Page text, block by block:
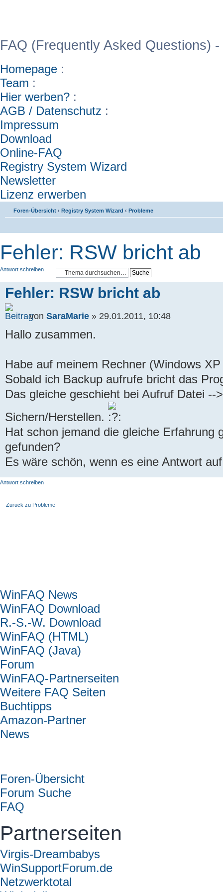
FAQ (Frequently Asked Questions)
Homepage :
Team :
Hier werben? :
AGB / Datenschutz :
Impressum
Download
Online-FAQ
Registry System Wizard
Newsletter
Lizenz erwerben
Foren-Übersicht ‹ Registry System Wizard ‹ Probleme
Fehler: RSW bricht ab
Antwort schreiben
Fehler: RSW bricht ab
von SaraMarie » 29.01.2011, 10:48
Hallo zusammen.
Habe auf meinem Rechner (Windows
Sobald ich Backup aufrufe bricht das
Das gleiche geschieht bei Aufruf Datei --
Sichern/Herstellen.
Hat schon jemand die gleiche Erfahrung
gefunden?
Es wäre schön, wenn es eine Antwort
Antwort schreiben
Zurück zu Probleme
WinFAQ News
WinFAQ Download
R.-S.-W. Download
WinFAQ (HTML)
WinFAQ (Java)
Forum
WinFAQ-Partnerseiten
Weitere FAQ Seiten
Buchtipps
Amazon-Partner
News
Foren-Übersicht
Forum Suche
FAQ
Partnerseiten
Virgis-Dreambabys
WinSupportForum.de
Netzwerktotal